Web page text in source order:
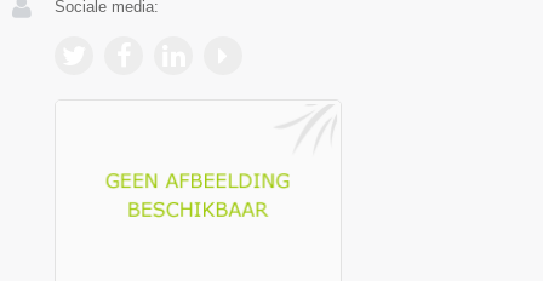
Sociale media: